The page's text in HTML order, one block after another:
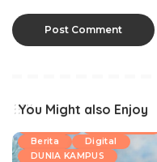
You Might also Enjoy
Berita
Digital
DUNIA KAMPUS